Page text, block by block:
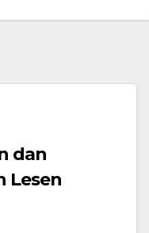
dan
Lesen